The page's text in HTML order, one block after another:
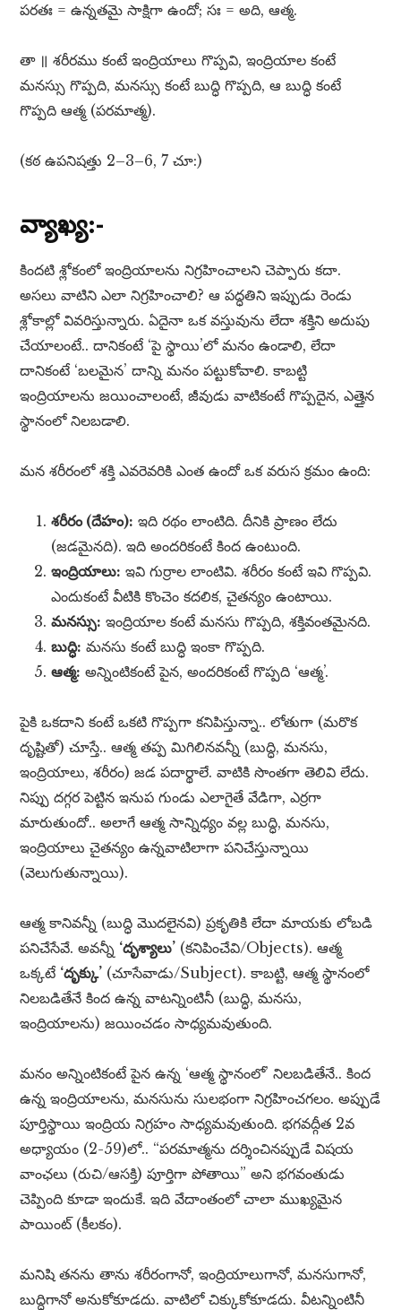
పరతః = ఉన్నతమై సాక్షిగా ఉందో; సః = అది, ఆత్మ.
తా ॥ శరీరము కంటే ఇంద్రియాలు గొప్పవి, ఇంద్రియాల కంటే
మనస్సు గొప్పది, మనస్సు కంటే బుద్ధి గొప్పది, ఆ బుద్ధి కంటే
గొప్పది ఆత్మ (పరమాత్మ).
(కఠ ఉపనిషత్తు 2–3–6, 7 చూ:)
వ్యాఖ్య:-
కిందటి శ్లోకంలో ఇంద్రియాలను నిగ్రహించాలని చెప్పారు కదా.
అసలు వాటిని ఎలా నిగ్రహించాలి? ఆ పద్ధతిని ఇప్పుడు రెండు
శ్లోకాల్లో వివరిస్తున్నారు. ఏదైనా ఒక వస్తువును లేదా శక్తిని అదుపు
చేయాలంటే.. దానికంటే ‘పై స్థాయి’లో మనం ఉండాలి, లేదా
దానికంటే ‘బలమైన’ దాన్ని మనం పట్టుకోవాలి. కాబట్టి
ఇంద్రియాలను జయించాలంటే, జీవుడు వాటికంటే గొప్పదైన, ఎత్తైన
స్థానంలో నిలబడాలి.
మన శరీరంలో శక్తి ఎవరెవరికి ఎంత ఉందో ఒక వరుస క్రమం ఉంది:
శరీరం (దేహం): ఇది రథం లాంటిది. దీనికి ప్రాణం లేదు
(జడమైనది). ఇది అందరికంటే కింద ఉంటుంది.
ఇంద్రియాలు: ఇవి గుర్రాల లాంటివి. శరీరం కంటే ఇవి గొప్పవి.
ఎందుకంటే వీటికి కొంచెం కదలిక, చైతన్యం ఉంటాయి.
మనస్సు: ఇంద్రియాల కంటే మనసు గొప్పది, శక్తివంతమైనది.
బుద్ధి: మనసు కంటే బుద్ధి ఇంకా గొప్పది.
ఆత్మ: అన్నింటికంటే పైన, అందరికంటే గొప్పది ‘ఆత్మ’.
పైకి ఒకదాని కంటే ఒకటి గొప్పగా కనిపిస్తున్నా.. లోతుగా (మరొక
దృష్టితో) చూస్తే.. ఆత్మ తప్ప మిగిలినవన్నీ (బుద్ధి, మనసు,
ఇంద్రియాలు, శరీరం) జడ పదార్థాలే. వాటికి సొంతగా తెలివి లేదు.
నిప్పు దగ్గర పెట్టిన ఇనుప గుండు ఎలాగైతే వేడిగా, ఎర్రగా
మారుతుందో.. అలాగే ఆత్మ సాన్నిధ్యం వల్ల బుద్ధి, మనసు,
ఇంద్రియాలు చైతన్యం ఉన్నవాటిలాగా పనిచేస్తున్నాయి
(వెలుగుతున్నాయి).
ఆత్మ కానివన్నీ (బుద్ధి మొదలైనవి) ప్రకృతికి లేదా మాయకు లోబడి
పనిచేసేవే. అవన్నీ ‘దృశ్యాలు’ (కనిపించేవి/Objects). ఆత్మ
ఒక్కటే ‘దృక్కు’ (చూసేవాడు/Subject). కాబట్టి, ఆత్మ స్థానంలో
నిలబడితేనే కింద ఉన్న వాటన్నింటినీ (బుద్ధి, మనసు,
ఇంద్రియాలను) జయించడం సాధ్యమవుతుంది.
మనం అన్నింటికంటే పైన ఉన్న ‘ఆత్మ స్థానంలో’ నిలబడితేనే.. కింద
ఉన్న ఇంద్రియాలను, మనసును సులభంగా నిగ్రహించగలం. అప్పుడే
పూర్తిస్థాయి ఇంద్రియ నిగ్రహం సాధ్యమవుతుంది. భగవద్గీత 2వ
అధ్యాయం (2-59)లో.. “పరమాత్మను దర్శించినప్పుడే విషయ
వాంఛలు (రుచి/ఆసక్తి) పూర్తిగా పోతాయి” అని భగవంతుడు
చెప్పింది కూడా ఇందుకే. ఇది వేదాంతంలో చాలా ముఖ్యమైన
పాయింట్ (కీలకం).
మనిషి తనను తాను శరీరంగానో, ఇంద్రియాలుగానో, మనసుగానో,
బుద్ధిగానో అనుకోకూడదు. వాటిలో చిక్కుకోకూడదు. వీటన్నింటినీ